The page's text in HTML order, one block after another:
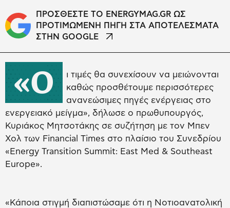
ΠΡΟΣΘΕΣΤΕ ΤΟ ENERGYMAG.GR ΩΣ
ΠΡΟΤΙΜΩΜΕΝΗ ΠΗΓΗ ΣΤΑ ΑΠΟΤΕΛΕΣΜΑΤΑ
ΣΤΗΝ GOOGLE
«Ο
ι τιμές θα συνεχίσουν να μειώνονται
καθώς προσθέτουμε περισσότερες
ανανεώσιμες πηγές ενέργειας στο
ενεργειακό μείγμα», δήλωσε ο πρωθυπουργός,
Κυριάκος Μητσοτάκης σε συζήτηση με τον Μπεν
Χολ των Financial Times στο πλαίσιο του Συνεδρίου
«Energy Transition Summit: East Med & Southeast
Europe».
«Κάποια στιγμή διαπιστώσαμε ότι η Νοτιοανατολική